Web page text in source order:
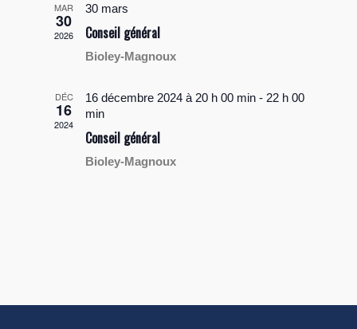
MAR
30
2026
30 mars
Conseil général
Bioley-Magnoux
DÉC
16
2024
16 décembre 2024 à 20 h 00 min - 22 h 00
min
Conseil général
Bioley-Magnoux